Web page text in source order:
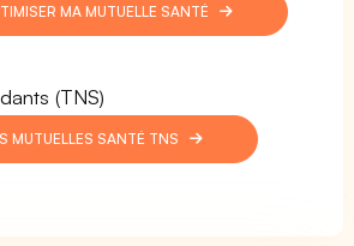
MA MUTUELLE SANTÉ
(TNS)
MUTUELLES SANTÉ TNS